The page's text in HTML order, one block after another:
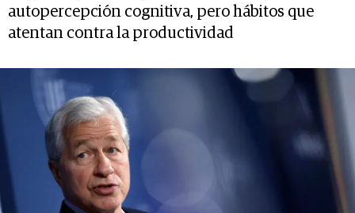
autopercepción cognitiva, pero hábitos que
atentan contra la productividad